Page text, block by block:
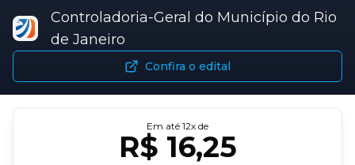
Controladoria-Geral do Município do Rio
de Janeiro
Confira o edital
Em até 12x de
R$ 16,25